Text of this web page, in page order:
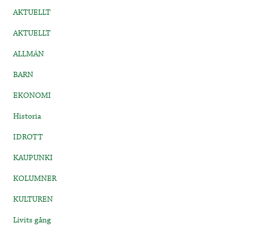
AKTUELLT
AKTUELLT
ALLMÄN
BARN
EKONOMI
Historia
IDROTT
KAUPUNKI
KOLUMNER
KULTUREN
Livits gång